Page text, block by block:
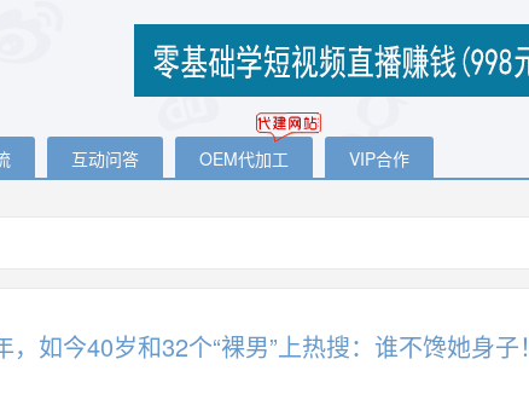
互动问答 OEM代加工 VIP合作
如今40岁和32个“裸男”上热搜：谁不馋她身子！